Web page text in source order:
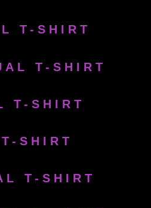
T-SHIRT
T-SHIRT
T-SHIRT
SHIRT
T-SHIRT